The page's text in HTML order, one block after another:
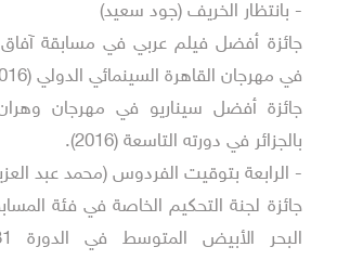
- بانتظار الخريف (جود سعيد)
جائزة أفضل فيلم عربي في مسابقة آفاق
في مهرجان القاهرة السينمائي الدولي (2016).
جائزة أفضل سيناريو في مهرجان وهران
بالجزائر في دورته التاسعة (2016).
- الرابعة بتوقيت الفردوس (محمد عبد العزيز)
جائزة لجنة التحكيم الخاصة في فئة